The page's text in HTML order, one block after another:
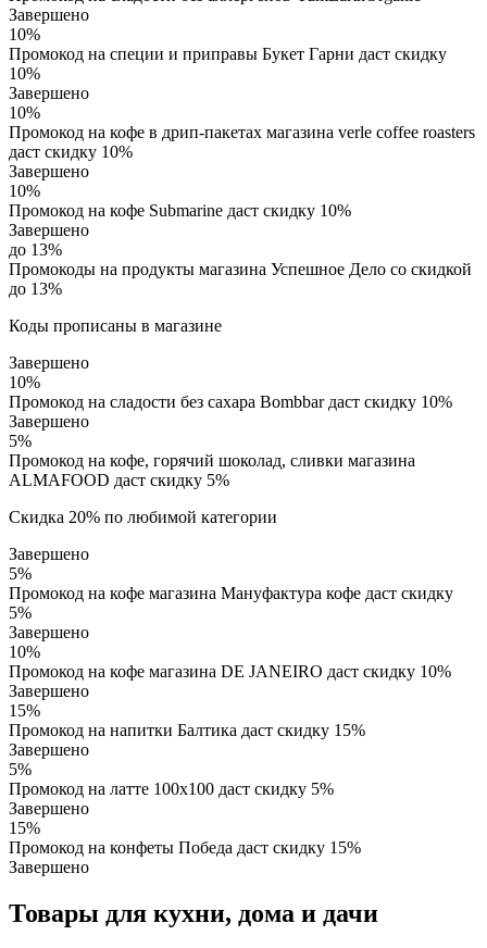
Завершено
10%
Промокод на специи и приправы Букет Гарни даст скидку
10%
Завершено
10%
Промокод на кофе в дрип-пакетах магазина verle coffee roasters
даст скидку 10%
Завершено
10%
Промокод на кофе Submarine даст скидку 10%
Завершено
до 13%
Промокоды на продукты магазина Успешное Дело со скидкой
до 13%
Коды прописаны в магазине
Завершено
10%
Промокод на сладости без сахара Bombbar даст скидку 10%
Завершено
5%
Промокод на кофе, горячий шоколад, сливки магазина
ALMAFOOD даст скидку 5%
Скидка 20% по любимой категории
Завершено
5%
Промокод на кофе магазина Мaнуфактура кофе даст скидку
5%
Завершено
10%
Промокод на кофе магазина DE JANEIRO даст скидку 10%
Завершено
15%
Промокод на напитки Балтика даст скидку 15%
Завершено
5%
Промокод на латте 100х100 даст скидку 5%
Завершено
15%
Промокод на конфеты Победа даст скидку 15%
Завершено
Товары для кухни, дома и дачи